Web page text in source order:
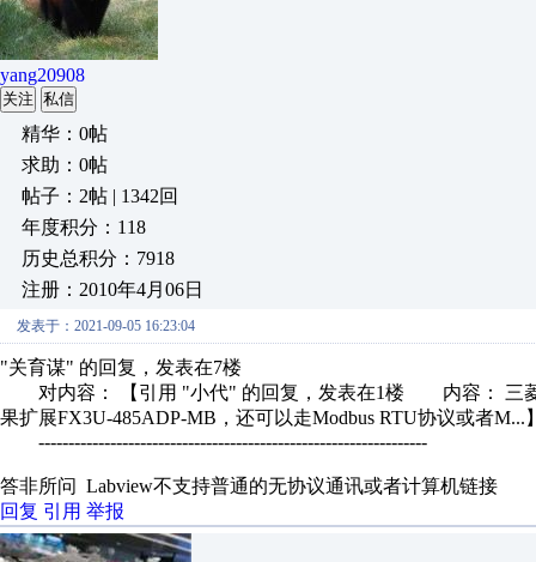
yang20908
关注 私信
精华：0帖
求助：0帖
帖子：2帖 | 1342回
年度积分：118
历史总积分：7918
注册：2010年4月06日
发表于：2021-09-05 16:23:04
"关育谋" 的回复，发表在7楼
对内容： 【引用 "小代" 的回复，发表在1楼 内容： 三菱
果扩展FX3U-485ADP-MB，还可以走Modbus RTU协议或者M...
-----------------------------------------------------------------
答非所问 Labview不支持普通的无协议通讯或者计算机链接
回复 引用 举报